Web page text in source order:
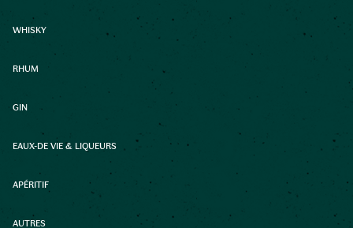
WHISKY
RHUM
GIN
EAUX-DE VIE & LIQUEURS
APÉRITIF
AUTRES